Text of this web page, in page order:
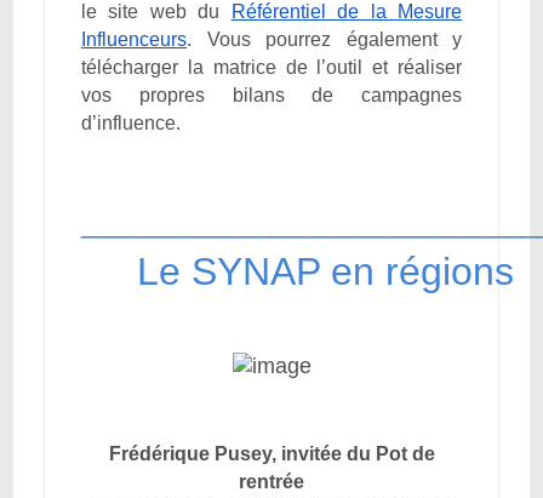
le site web du
Référentiel de la Mesure
Influenceurs. Vous pourrez également y
télécharger la matrice de l’outil et réaliser
vos propres bilans de campagnes
d’influence.
Le SYNAP en régions
Frédérique Pusey, invitée du Pot de
rentrée